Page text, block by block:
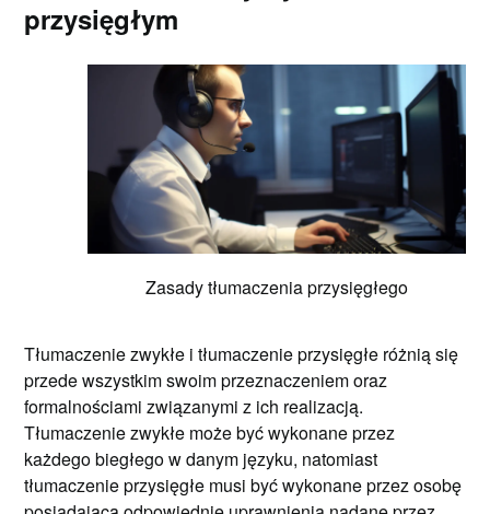
przysięgłym
Zasady tłumaczenia przysięgłego
Tłumaczenie zwykłe i tłumaczenie przysięgłe różnią się
przede wszystkim swoim przeznaczeniem oraz
formalnościami związanymi z ich realizacją.
Tłumaczenie zwykłe może być wykonane przez
każdego biegłego w danym języku, natomiast
tłumaczenie przysięgłe musi być wykonane przez osobę